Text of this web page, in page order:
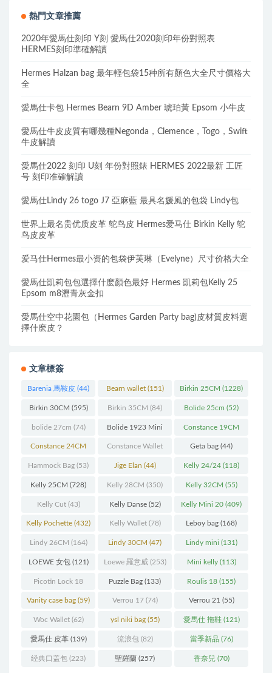
熱門文章推薦
2020年愛馬仕刻印 Y刻 愛馬仕2020刻印年份對照表
HERMES刻印準確解讀
Hermes Halzan bag 最年輕包袋15种所有顏色大全尺寸價格大
全
愛馬仕卡包 Hermes Bearn 9D Amber 琥珀黃 Epsom 小牛皮
愛馬仕牛皮皮質有哪幾種Negonda，Clemence，Togo，Swift
牛皮解讀
愛馬仕2022 刻印 U刻 年份對照錶 HERMES 2022最新 工匠
号 刻印准確解讀
愛馬仕Lindy 26 togo J7 亞麻藍 最具名媛風的包袋 Lindy包
世界上最名贵优质皮革 鸵鸟皮 Hermes爱马仕 Birkin Kelly 鸵
鸟皮皮革
爱马仕Hermes最小资的包袋伊芙琳（Evelyne）尺寸价格大全
愛馬仕凱莉包包選擇什麽顏色最好 Hermes 凱莉包Kelly 25
Epsom m8瀝青灰金扣
愛馬仕空中花園包（Hermes Garden Party bag)皮材質皮料選
擇什麽皮？
文章標簽
Barenia 馬鞍皮 (44) Bearn wallet(151) Birkin 25CM (1228)
Birkin 30CM (595) Birkin 35CM (84) Bolide 25cm (52)
bolide 27cm (74) Bolide 1923 Mini
(93)
Constance 19CM
(571)
Constance 24CM
(216)
Constance Wallet
(60)
Geta bag (44)
Hammock Bag (53) Jige Elan (44) Kelly 24/24 (118)
Kelly 25CM (728) Kelly 28CM (350) Kelly 32CM (55)
Kelly Cut(43) Kelly Danse(52) Kelly Mini 20 (409)
Kelly Pochette (432) Kelly Wallet(78) Leboy bag (168)
Lindy 26CM (164) Lindy 30CM (47) Lindy mini (131)
LOEWE 女包(121) Loewe 羅意威(253) Mini kelly(113)
Picotin Lock 18
(202)
Puzzle Bag (133) Roulis 18 (155)
Vanity case bag (59) Verrou 17(74) Verrou 21 (55)
Woc Wallet(62) ysl niki bag(55) 愛馬仕 拖鞋(121)
愛馬仕 皮革(139) 流浪包(82) 當季新品 (76)
经典口盖包 (223) 聖羅蘭 (257) 香奈兒 (70)